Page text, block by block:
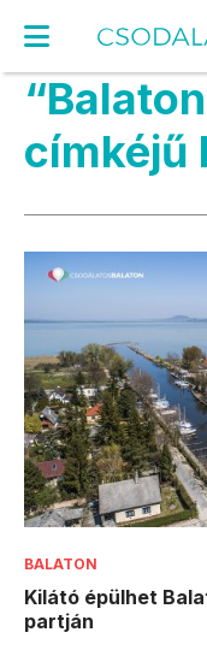
címkéjű
BALATON
Kilátó épülhet
partján